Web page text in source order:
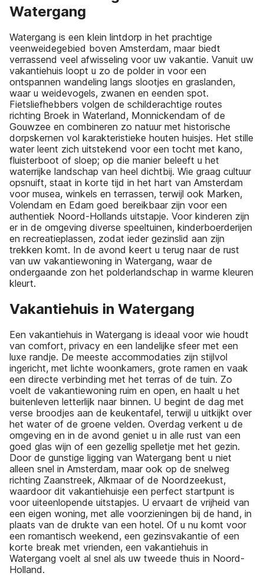
Watergang
Watergang is een klein lintdorp in het prachtige
veenweidegebied boven Amsterdam, maar biedt
verrassend veel afwisseling voor uw vakantie. Vanuit uw
vakantiehuis loopt u zo de polder in voor een
ontspannen wandeling langs slootjes en graslanden,
waar u weidevogels, zwanen en eenden spot.
Fietsliefhebbers volgen de schilderachtige routes
richting Broek in Waterland, Monnickendam of de
Gouwzee en combineren zo natuur met historische
dorpskernen vol karakteristieke houten huisjes. Het stille
water leent zich uitstekend voor een tocht met kano,
fluisterboot of sloep; op die manier beleeft u het
waterrijke landschap van heel dichtbij. Wie graag cultuur
opsnuift, staat in korte tijd in het hart van Amsterdam
voor musea, winkels en terrassen, terwijl ook Marken,
Volendam en Edam goed bereikbaar zijn voor een
authentiek Noord-Hollands uitstapje. Voor kinderen zijn
er in de omgeving diverse speeltuinen, kinderboerderijen
en recreatieplassen, zodat ieder gezinslid aan zijn
trekken komt. In de avond keert u terug naar de rust
van uw vakantiewoning in Watergang, waar de
ondergaande zon het polderlandschap in warme kleuren
kleurt.
Vakantiehuis in Watergang
Een vakantiehuis in Watergang is ideaal voor wie houdt
van comfort, privacy en een landelijke sfeer met een
luxe randje. De meeste accommodaties zijn stijlvol
ingericht, met lichte woonkamers, grote ramen en vaak
een directe verbinding met het terras of de tuin. Zo
voelt de vakantiewoning ruim en open, en haalt u het
buitenleven letterlijk naar binnen. U begint de dag met
verse broodjes aan de keukentafel, terwijl u uitkijkt over
het water of de groene velden. Overdag verkent u de
omgeving en in de avond geniet u in alle rust van een
goed glas wijn of een gezellig spelletje met het gezin.
Door de gunstige ligging van Watergang bent u niet
alleen snel in Amsterdam, maar ook op de snelweg
richting Zaanstreek, Alkmaar of de Noordzeekust,
waardoor dit vakantiehuisje een perfect startpunt is
voor uiteenlopende uitstapjes. U ervaart de vrijheid van
een eigen woning, met alle voorzieningen bij de hand, in
plaats van de drukte van een hotel. Of u nu komt voor
een romantisch weekend, een gezinsvakantie of een
korte break met vrienden, een vakantiehuis in
Watergang voelt al snel als uw tweede thuis in Noord-
Holland.